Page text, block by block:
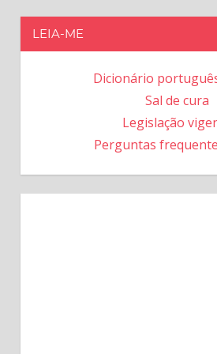
LEIA-ME
Dicionário
Sal de cura
Legislação
Perguntas